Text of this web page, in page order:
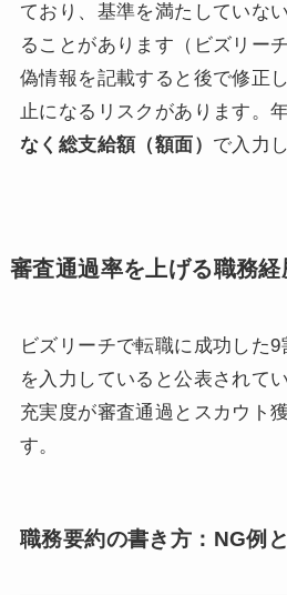
ており、基準を満たしていな
ることがあります（ビズリー
偽情報を記載すると後で修正
止になるリスクがあります。
なく総支給額（額面） で入力
審査通過率を上げる職務
ビズリーチで転職に成功した
を入力していると公表されて
充実度が審査通過とスカウト
す。
職務要約の書き方：NG例